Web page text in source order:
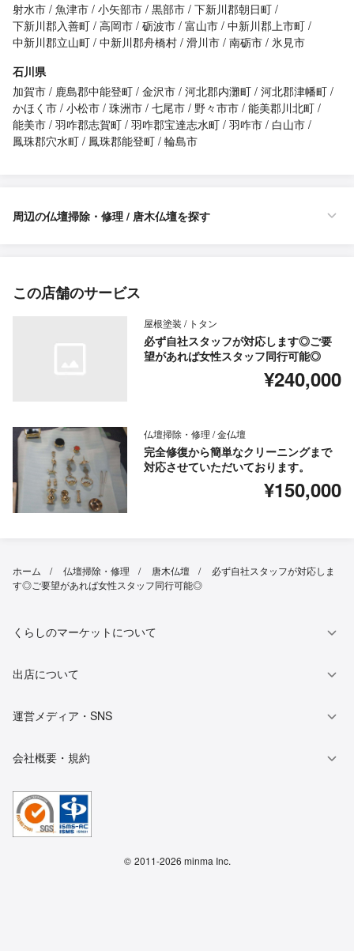
射水市 魚津市 小矢部市 黒部市 下新川郡朝日町
下新川郡入善町 高岡市 砺波市 富山市 中新川郡上市町
中新川郡立山町 中新川郡舟橋村 滑川市 南砺市 氷見市
石川県
加賀市
鹿島郡中能登町 金沢市 河北郡内灘町 河北郡津幡町
かほく市 小松市 珠洲市 七尾市 野々市市 能美郡川北町
能美市 羽咋郡志賀町 羽咋郡宝達志水町 羽咋市
白山市
鳳珠郡穴水町
鳳珠郡能登町 輪島市
周辺の仏壇掃除・修理 / 唐木仏壇を探す
この店舗のサービス
屋根塗装 / トタン
必ず自社スタッフが対応します◎ご要
望があれば女性スタッフ同行可能◎
¥240,000
仏壇掃除・修理 / 金仏壇
完全修復から簡単なクリーニングまで
対応させていただいております。
¥150,000
ホーム 仏壇掃除・修理 唐木仏壇
必ず自社スタッフが対応しま
す◎ご要望があれば女性スタッフ同行可能◎
くらしのマーケットについて
出店について
運営メディア・SNS
会社概要・規約
© 2011-2026 minma Inc.